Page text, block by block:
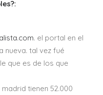
. el portal en el
nueva. tal vez fué
que es de los que
tienen 52.000